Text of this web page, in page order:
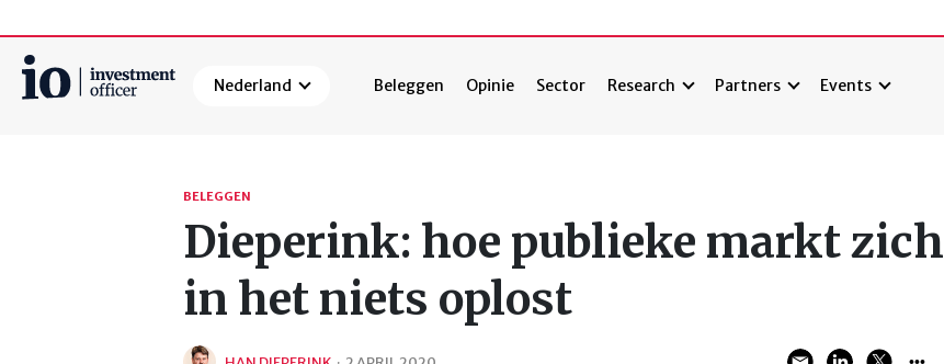
Nederland Beleggen Opinie Sector Research Partners Events
BELEGGEN
Dieperink: hoe publieke markt zich
in het niets oplost